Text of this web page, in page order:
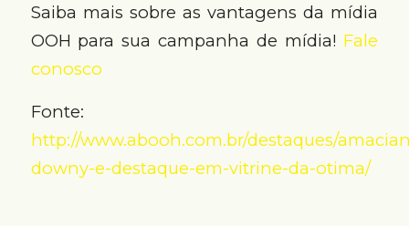
Saiba mais sobre as vantagens da mídia
OOH para sua campanha de mídia! Fale
conosco
Fonte:
http://www.abooh.com.br/destaques/
downy-e-destaque-em-vitrine-da-otima/